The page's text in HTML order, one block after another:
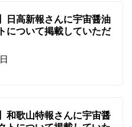
日高新報さんに宇宙醤油
について掲載していただ
和歌山特報さんに宇宙醤